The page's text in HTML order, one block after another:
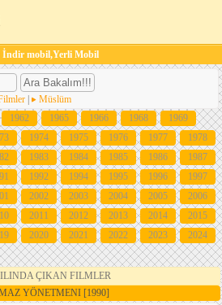
İndir mobil,Yerli Mobil
Müslüm
1962 1965 1966 1968
1969
1974 1975 1976 1977
1978
1983 1984 1985 1986
1987
1992 1994 1995 1996
1997
2002 2003 2004 2005
2006
2011 2012 2013 2014
2015
2020 2021 2022 2023
2024
ÇIKAN FILMLER
YÖNETMENI [1990]